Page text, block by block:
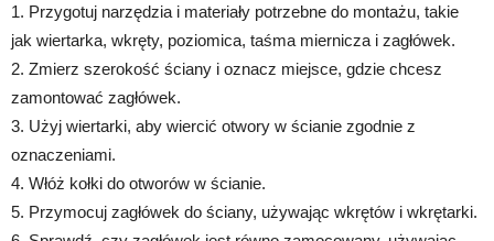
1. Przygotuj narzędzia i materiały potrzebne do montażu, takie
jak wiertarka, wkręty, poziomica, taśma miernicza i zagłówek.
2. Zmierz szerokość ściany i oznacz miejsce, gdzie chcesz
zamontować zagłówek.
3. Użyj wiertarki, aby wiercić otwory w ścianie zgodnie z
oznaczeniami.
4. Włóż kołki do otworów w ścianie.
5. Przymocuj zagłówek do ściany, używając wkrętów i wkrętarki.